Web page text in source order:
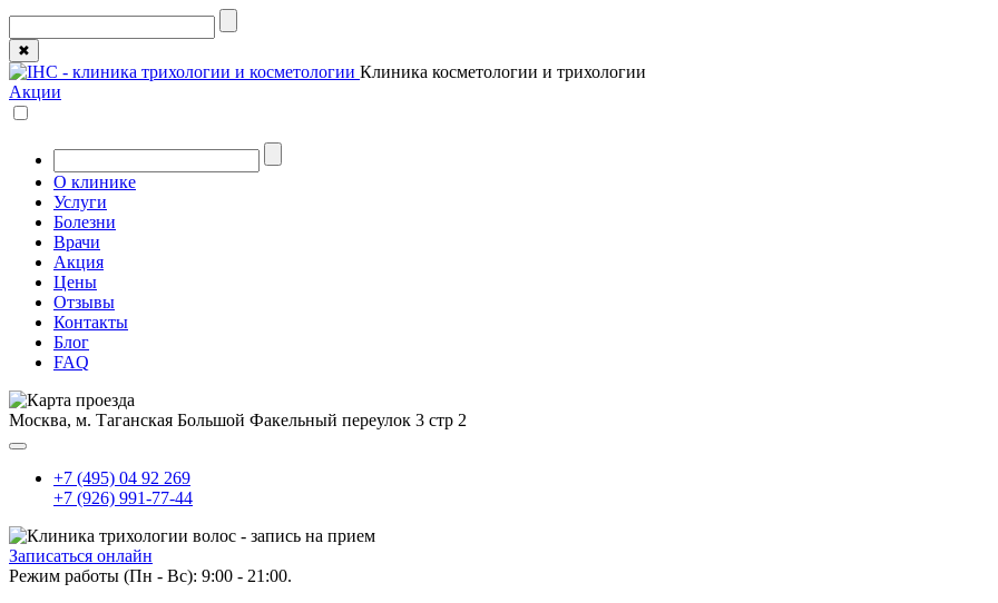
✖
Клиника косметологии и трихологии
Акции
О клинике
Услуги
Болезни
Врачи
Акция
Цены
Отзывы
Контакты
Блог
FAQ
Москва, м. Таганская Большой Факельный переулок 3 стр 2
+7 (495) 04 92 269
+7 (926) 991-77-44
Записаться онлайн
Режим работы (Пн - Вс): 9:00 - 21:00.